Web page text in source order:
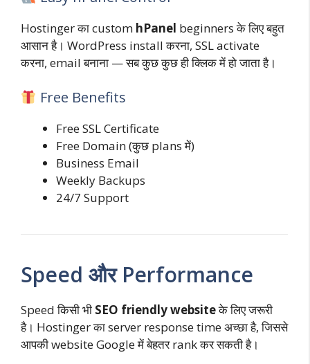
Hostinger का custom hPanel beginners के लिए बहुत
आसान है। WordPress install करना, SSL activate
करना, email बनाना — सब कुछ कुछ ही क्लिक में हो जाता है।
Free Benefits
Free SSL Certificate
Free Domain (कुछ plans में)
Business Email
Weekly Backups
24/7 Support
Speed और Performance
Speed किसी भी SEO friendly websiteके लिए जरूरी
है। Hostinger का server response time अच्छा है, जिससे
आपकी website Google में बेहतर rank कर सकती है।